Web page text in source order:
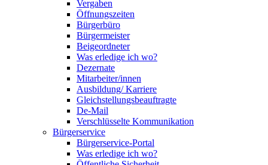
Vergaben
Öffnungszeiten
Bürgerbüro
Bürgermeister
Beigeordneter
Was erledige ich wo?
Dezernate
Mitarbeiter/innen
Ausbildung/ Karriere
Gleichstellungsbeauftragte
De-Mail
Verschlüsselte Kommunikation
Bürgerservice
Bürgerservice-Portal
Was erledige ich wo?